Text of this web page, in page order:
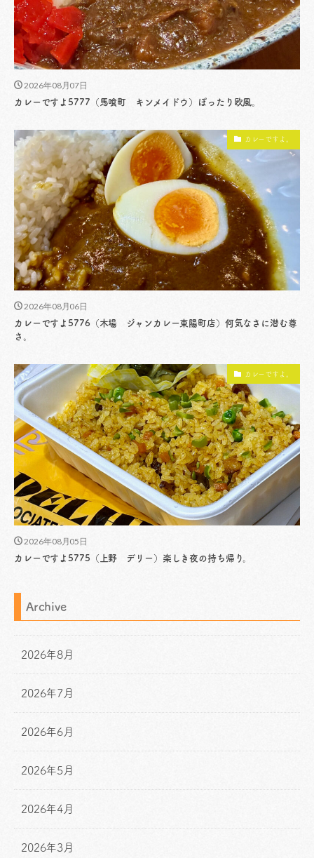
2026年08月07日
カレーですよ5777（馬喰町 キンメイドウ）ぽったり欧風。
カレーですよ。
2026年08月06日
カレーですよ5776（木場 ジャンカレー東陽町店）何気なさに潜む尊
さ。
カレーですよ。
2026年08月05日
カレーですよ5775（上野 デリー）楽しき夜の持ち帰り。
Archive
2026年8月
2026年7月
2026年6月
2026年5月
2026年4月
2026年3月